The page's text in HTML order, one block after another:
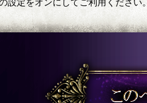
設定をオンにしてご利用ください。